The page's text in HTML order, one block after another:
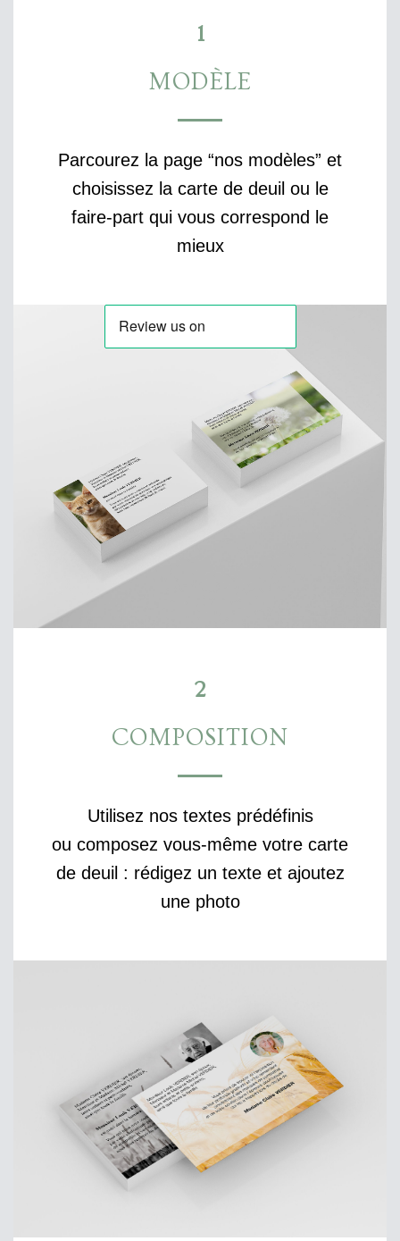
1
MODÈLE
Parcourez la page “nos modèles” et
choisissez la carte de deuil ou le
faire-part qui vous correspond le
mieux
2
COMPOSITION
Utilisez nos textes prédéfinis
ou composez vous-même votre carte
de deuil : rédigez un texte et ajoutez
une photo